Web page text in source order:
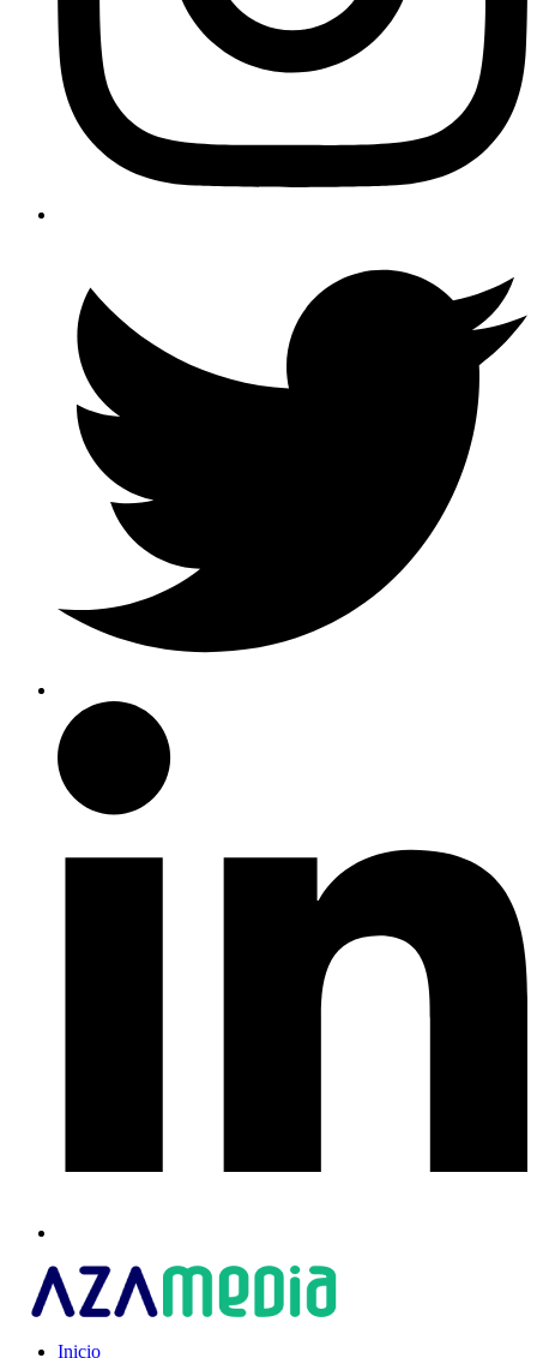
Inicio